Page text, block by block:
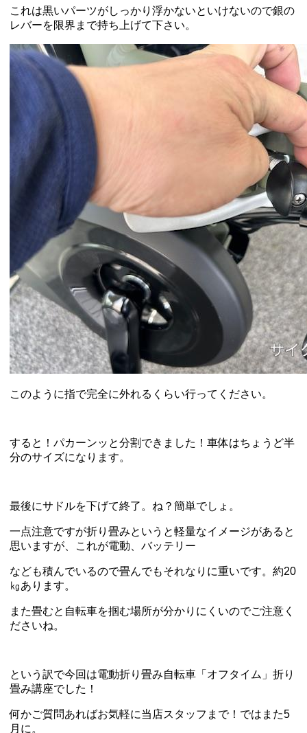
これは黒いパーツがしっかり浮かないといけないので銀の
レバーを限界まで持ち上げて下さい。
このように指で完全に外れるくらい行ってください。
すると！パカーンッと分割できました！車体はちょうど半
分のサイズになります。
最後にサドルを下げて終了。ね？簡単でしょ。
一点注意ですが折り畳みというと軽量なイメージがあると
思いますが、これが電動、バッテリー
なども積んでいるので畳んでもそれなりに重いです。約20
㎏あります。
また畳むと自転車を掴む場所が分かりにくいのでご注意く
ださいね。
という訳で今回は電動折り畳み自転車「オフタイム」折り
畳み講座でした！
何かご質問あればお気軽に当店スタッフまで！ではまた5
月に。